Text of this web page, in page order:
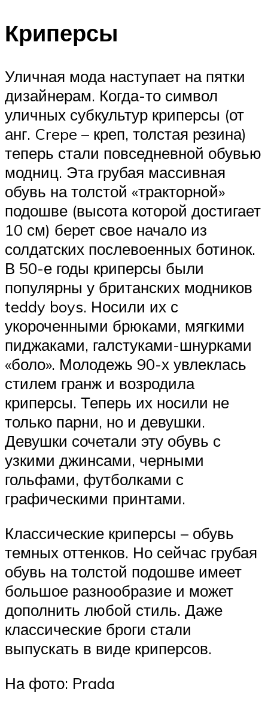
Криперсы
Уличная мода наступает на пятки
дизайнерам. Когда-то символ
уличных субкультур криперсы (от
анг. Crepe – креп, толстая резина)
теперь стали повседневной обувью
модниц. Эта грубая массивная
обувь на толстой «тракторной»
подошве (высота которой достигает
10 см) берет свое начало из
солдатских послевоенных ботинок.
В 50-е годы криперсы были
популярны у британских модников
teddy boys. Носили их с
укороченными брюками, мягкими
пиджаками, галстуками-шнурками
«боло». Молодежь 90-х увлеклась
стилем гранж и возродила
криперсы. Теперь их носили не
только парни, но и девушки.
Девушки сочетали эту обувь с
узкими джинсами, черными
гольфами, футболками с
графическими принтами.
Классические криперсы – обувь
темных оттенков. Но сейчас грубая
обувь на толстой подошве имеет
большое разнообразие и может
дополнить любой стиль. Даже
классические броги стали
выпускать в виде криперсов.
На фото: Prada